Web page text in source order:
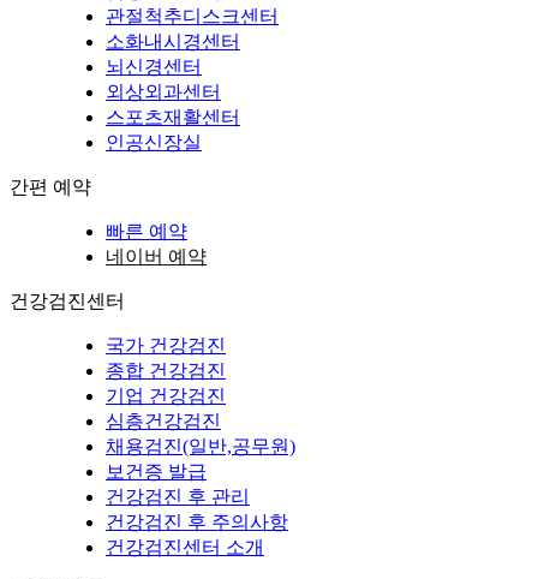
관절척추디스크센터
소화내시경센터
뇌신경센터
외상외과센터
스포츠재활센터
인공신장실
간편 예약
빠른 예약
네이버 예약
건강검진센터
국가 건강검진
종합 건강검진
기업 건강검진
심층건강검진
채용검진(일반,공무원)
보건증 발급
건강검진 후 관리
건강검진 후 주의사항
건강검진센터 소개